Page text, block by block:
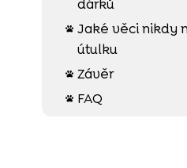
dárků
 Jaké věci nikdy
útulku
 Závěr
 FAQ